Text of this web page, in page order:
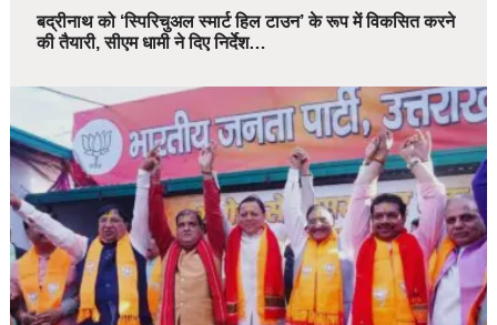
बद्रीनाथ को ‘स्पिरिचुअल स्मार्ट हिल टाउन’ के रूप में विकसित करने
की तैयारी, सीएम धामी ने दिए निर्देश…